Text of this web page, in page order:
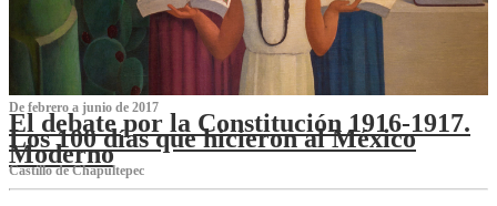
De febrero a junio de 2017
El debate por la Constitución 1916-1917.
Los 100 días que hicieron al México
Moderno
Castillo de Chapultepec